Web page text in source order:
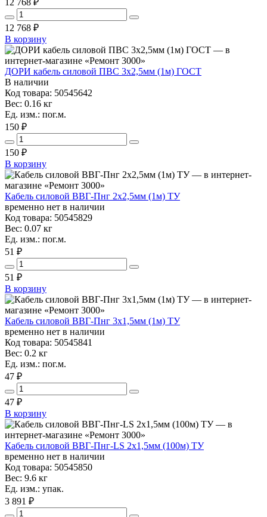
12 768 ₽
В корзину
ДОРИ кабель силовой ПВС 3х2,5мм (1м) ГОСТ
В наличии
Код товара: 50545642
Вес: 0.16 кг
Ед. изм.: пог.м.
150 ₽
150 ₽
В корзину
Кабель силовой ВВГ-Пнг 2х2,5мм (1м) ТУ
временно нет в наличии
Код товара: 50545829
Вес: 0.07 кг
Ед. изм.: пог.м.
51 ₽
51 ₽
В корзину
Кабель силовой ВВГ-Пнг 3х1,5мм (1м) ТУ
временно нет в наличии
Код товара: 50545841
Вес: 0.2 кг
Ед. изм.: пог.м.
47 ₽
47 ₽
В корзину
Кабель силовой ВВГ-Пнг-LS 2х1,5мм (100м) ТУ
временно нет в наличии
Код товара: 50545850
Вес: 9.6 кг
Ед. изм.: упак.
3 891 ₽